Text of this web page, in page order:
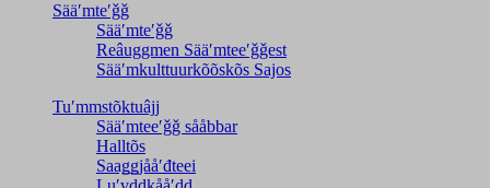
Sääʹmteʹǧǧ
Sääʹmteʹǧǧ
Reâuggmen Sääʹmteeʹǧǧest
Sääʹmkulttuurkõõskõs Sajos
Tuʹmmstõktuâjj
Sääʹmteeʹǧǧ sååbbar
Halltõs
Saaǥǥjååʹđteei